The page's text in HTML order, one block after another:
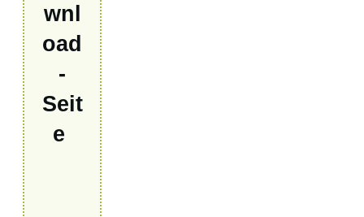
wnl
oad
-
Seit
e